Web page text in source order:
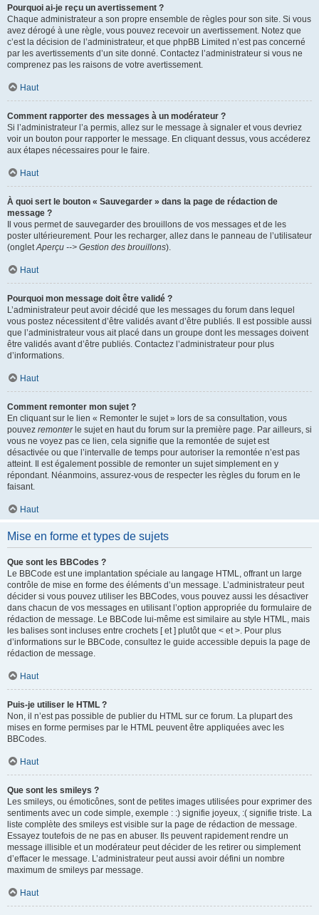
Pourquoi ai-je reçu un avertissement ?
Chaque administrateur a son propre ensemble de règles pour son site. Si vous
avez dérogé à une règle, vous pouvez recevoir un avertissement. Notez que
c’est la décision de l’administrateur, et que phpBB Limited n’est pas concerné
par les avertissements d’un site donné. Contactez l’administrateur si vous ne
comprenez pas les raisons de votre avertissement.
Haut
Comment rapporter des messages à un modérateur ?
Si l’administrateur l’a permis, allez sur le message à signaler et vous devriez
voir un bouton pour rapporter le message. En cliquant dessus, vous accéderez
aux étapes nécessaires pour le faire.
Haut
À quoi sert le bouton « Sauvegarder » dans la page de rédaction de
message ?
Il vous permet de sauvegarder des brouillons de vos messages et de les
poster ultérieurement. Pour les recharger, allez dans le panneau de l’utilisateur
(ongletAperçu --> Gestion des brouillons).
Haut
Pourquoi mon message doit être validé ?
L’administrateur peut avoir décidé que les messages du forum dans lequel
vous postez nécessitent d’être validés avant d’être publiés. Il est possible aussi
que l’administrateur vous ait placé dans un groupe dont les messages doivent
être validés avant d’être publiés. Contactez l’administrateur pour plus
d’informations.
Haut
Comment remonter mon sujet ?
En cliquant sur le lien « Remonter le sujet » lors de sa consultation, vous
pouvez remonterle sujet en haut du forum sur la première page. Par ailleurs, si
vous ne voyez pas ce lien, cela signifie que la remontée de sujet est
désactivée ou que l’intervalle de temps pour autoriser la remontée n’est pas
atteint. Il est également possible de remonter un sujet simplement en y
répondant. Néanmoins, assurez-vous de respecter les règles du forum en le
faisant.
Haut
Mise en forme et types de sujets
Que sont les BBCodes ?
Le BBCode est une implantation spéciale au langage HTML, offrant un large
contrôle de mise en forme des éléments d’un message. L’administrateur peut
décider si vous pouvez utiliser les BBCodes, vous pouvez aussi les désactiver
dans chacun de vos messages en utilisant l’option appropriée du formulaire de
rédaction de message. Le BBCode lui-même est similaire au style HTML, mais
les balises sont incluses entre crochets [ et ] plutôt que < et >. Pour plus
d’informations sur le BBCode, consultez le guide accessible depuis la page de
rédaction de message.
Haut
Puis-je utiliser le HTML ?
Non, il n’est pas possible de publier du HTML sur ce forum. La plupart des
mises en forme permises par le HTML peuvent être appliquées avec les
BBCodes.
Haut
Que sont les smileys ?
Les smileys, ou émoticônes, sont de petites images utilisées pour exprimer des
sentiments avec un code simple, exemple : :) signifie joyeux, :( signifie triste. La
liste complète des smileys est visible sur la page de rédaction de message.
Essayez toutefois de ne pas en abuser. Ils peuvent rapidement rendre un
message illisible et un modérateur peut décider de les retirer ou simplement
d’effacer le message. L’administrateur peut aussi avoir défini un nombre
maximum de smileys par message.
Haut